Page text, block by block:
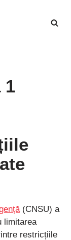
1
(CNSU) a
limitarea
restricțiile